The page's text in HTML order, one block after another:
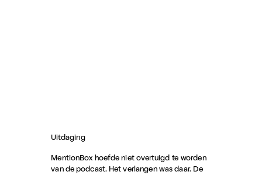
Uitdaging
MentionBox hoefde niet overtuigd te worden
van de podcast. Het verlangen was daar. De